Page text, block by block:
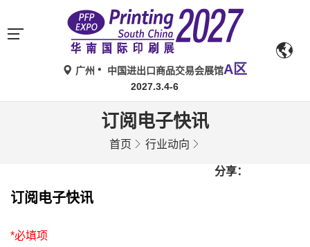
广州 中国进出口商品交易会展馆A区
2027.3.4-6
订阅电子快讯
首页 行业动向
分享：
订阅电子快讯
*必填项